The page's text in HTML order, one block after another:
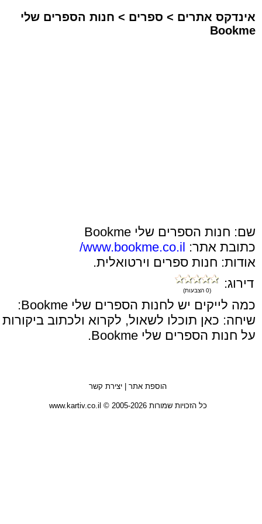
אינדקס אתרים > ספרים > חנות הספרים שלי
Bookme
שם: חנות הספרים שלי Bookme
כתובת אתר: www.bookme.co.il/
אודות: חנות ספרים וירטואלית.
דירוג:
(0 הצבעות)
כמה לייקים יש לחנות הספרים שלי Bookme:
שיחה: כאן תוכלו לשאול, לקרוא ולכתוב ביקורות
על חנות הספרים שלי Bookme.
הוספת אתר | יצירת קשר
כל הזכויות שמורות 2005-2026 © www.kartiv.co.il